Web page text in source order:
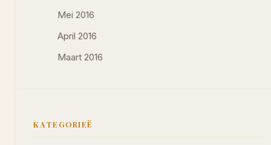
Mei 2016
April 2016
Maart 2016
KATEGORIEË